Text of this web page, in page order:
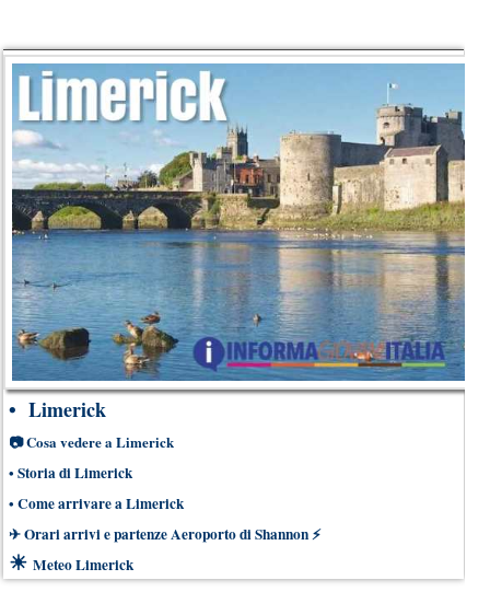
• Limerick
📷Cosa vedere a Limerick
• Storia di Limerick
• Come arrivare a Limerick
✈Orari arrivi e partenze Aeroporto di Shannon ⚡
☀ Meteo Limerick